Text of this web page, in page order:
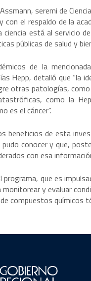
seremi de
con el respaldo de la
ciencia está al servicio
públicas de salud y
de la
Hepp, detalló que “la
otras patologías,
como la
es el cáncer”.
beneficios de esta
pudo conocer y que,
con esa
que es
y evaluar
compuestos químicos